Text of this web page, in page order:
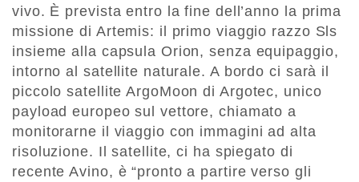
vivo. È prevista entro la fine dell’anno la prima
missione di Artemis: il primo viaggio razzo Sls
insieme alla capsula Orion, senza equipaggio,
intorno al satellite naturale. A bordo ci sarà il
piccolo satellite ArgoMoon di Argotec, unico
payload europeo sul vettore, chiamato a
monitorarne il viaggio con immagini ad alta
risoluzione. Il satellite, ci ha spiegato di
recente Avino, è “pronto a partire verso gli